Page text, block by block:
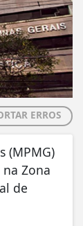
ERROS
(MPMG)
Zona
de